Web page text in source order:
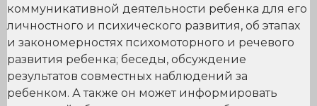
коммуникативной деятельности ребенка для его
личностного и психического развития, об этапах
и закономерностях психомоторного и речевого
развития ребенка; беседы, обсуждение
результатов совместных наблюдений за
ребенком. А также он может информировать